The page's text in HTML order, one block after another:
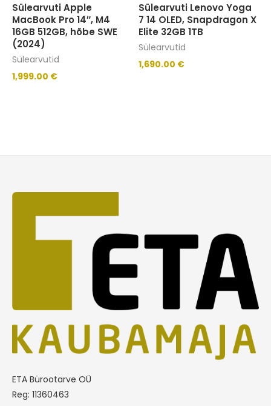
Sülearvuti Apple
MacBook Pro 14″, M4
16GB 512GB, hõbe SWE
(2024)
Sülearvutid
1,999.00 €
Sülearvuti Lenovo Yoga
7 14 OLED, Snapdragon X
Elite 32GB 1TB
Sülearvutid
1,690.00 €
ETA Bürootarve OÜ
Reg: 11360463